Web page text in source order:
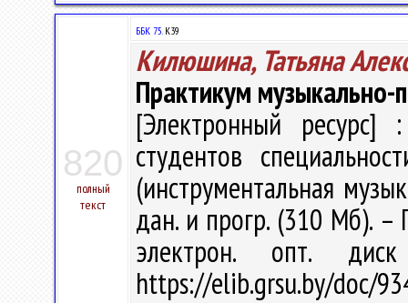
820
полный
текст
ББК 75.К39
Килюшина, Татьяна
Практикум музыкально-
[Электронный ресурс]
студентов
(инструментальная
дан. и прогр. (310 Мб). –
электрон. опт.
https://elib.grsu.by/doc/